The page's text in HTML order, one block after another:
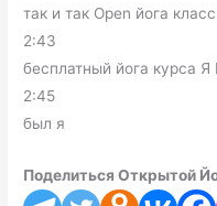
так и так Open йога
2:43
бесплатный йога курса Я
2:45
был я
Поделиться Открытой